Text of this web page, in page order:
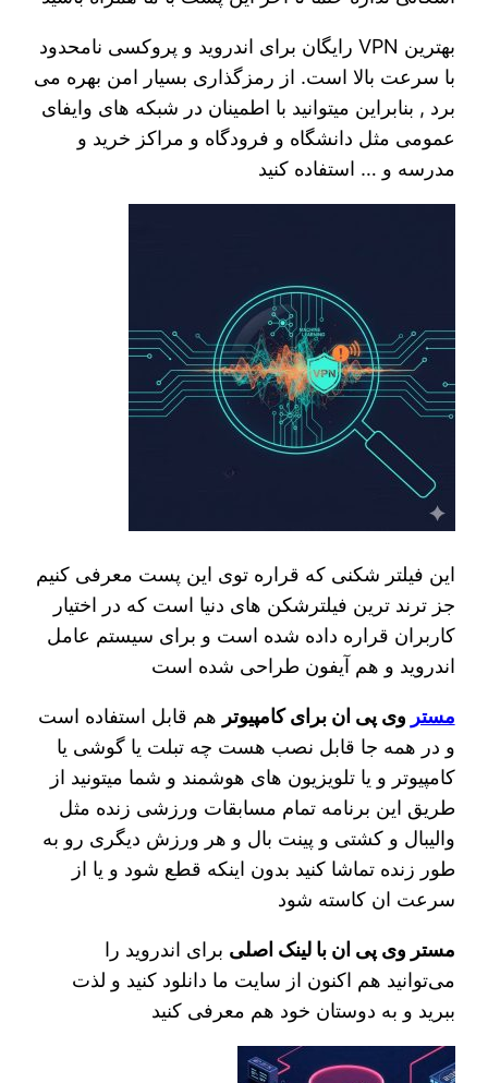
بهترین VPN رایگان برای اندروید و پروکسی نامحدود
با سرعت بالا است. از رمزگذاری بسیار امن بهره می
برد , بنابراین میتوانید با اطمینان در شبکه های وایفای
عمومی مثل دانشگاه و فرودگاه و مراکز خرید و
مدرسه و … استفاده کنید
این فیلتر شکنی که قراره توی اين پست معرفی کنیم
جز ترند ترین فیلترشکن های دنیا است که در اختیار
کاربران قراره داده شده است و برای سیستم عامل
اندروید و هم آیفون طراحی شده است
مستر وی پی ان برای کامپیوتر هم قابل استفاده است
و در همه جا قابل نصب هست چه تبلت یا گوشی یا
کامپیوتر و یا تلویزیون های هوشمند و شما میتونید از
طریق این برنامه تمام مسابقات ورزشی زنده مثل
والیبال و کشتی و پینت بال و هر ورزش دیگری رو به
طور زنده تماشا کنید بدون اینکه قطع شود و یا از
سرعت ان کاسته شود
مستر وی پی ان با لینک اصلی برای اندروید را
می‌توانید هم اکنون از سایت ما دانلود کنید و لذت
ببرید و به دوستان خود هم معرفی کنید